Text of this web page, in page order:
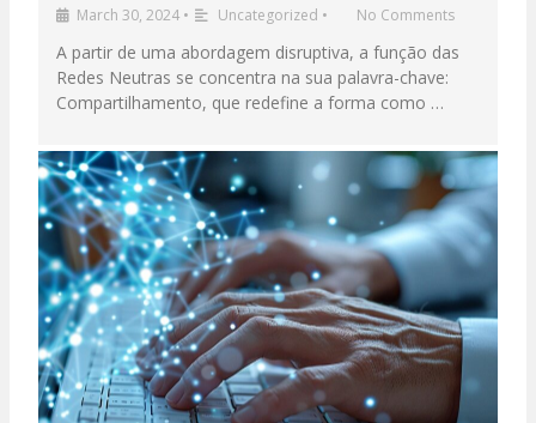
March 30, 2024 • Uncategorized • No Comments
A partir de uma abordagem disruptiva, a função das
Redes Neutras se concentra na sua palavra-chave:
Compartilhamento, que redefine a forma como …